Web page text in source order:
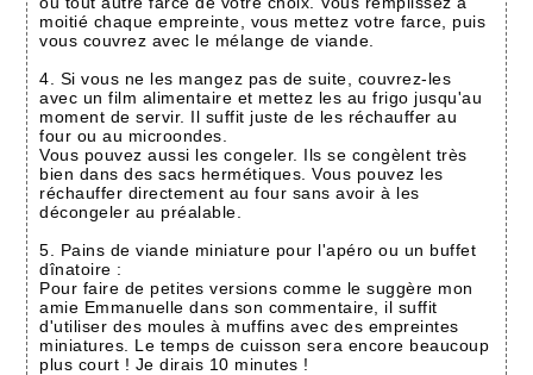
moitié chaque empreinte, vous mettez votre farce, puis
vous couvrez avec le mélange de viande.
4. Si vous ne les mangez pas de suite, couvrez-les
avec un film alimentaire et mettez les au frigo jusqu'au
moment de servir. Il suffit juste de les réchauffer au
four ou au microondes.
Vous pouvez aussi les congeler. Ils se congèlent très
bien dans des sacs hermétiques. Vous pouvez les
réchauffer directement au four sans avoir à les
décongeler au préalable.
5. Pains de viande miniature pour l'apéro ou un buffet
dînatoire :
Pour faire de petites versions comme le suggère mon
amie Emmanuelle dans son commentaire, il suffit
d'utiliser des moules à muffins avec des empreintes
miniatures. Le temps de cuisson sera encore beaucoup
plus court ! Je dirais 10 minutes !